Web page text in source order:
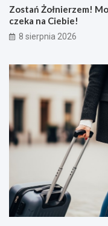
Zostań Żołnierzem!
czeka na Ciebie!
8 sierpnia 2026